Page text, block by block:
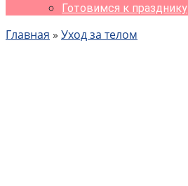
Готовимся к празднику
Главная » Уход за телом